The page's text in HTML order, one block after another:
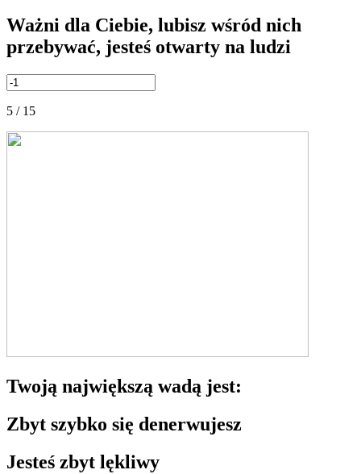
Ważni dla Ciebie, lubisz wśród nich
przebywać, jesteś otwarty na ludzi
5 / 15
Twoją największą wadą jest:
Zbyt szybko się denerwujesz
Jesteś zbyt lękliwy